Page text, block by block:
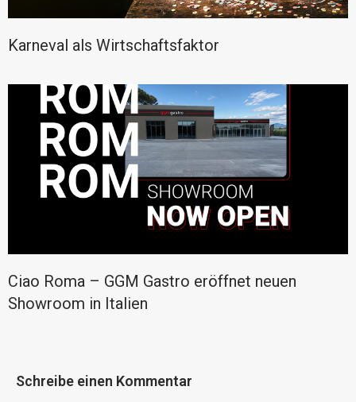
Karneval als Wirtschaftsfaktor
Ciao Roma – GGM Gastro eröffnet neuen
Showroom in Italien
Schreibe einen Kommentar